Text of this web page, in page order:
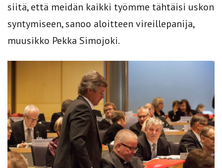
siitä, että meidän kaikki työmme tähtäisi uskon
syntymiseen, sanoo aloitteen vireillepanija,
muusikko Pekka Simojoki.